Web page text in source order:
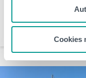
Cookies
immédiatement au
HELHa